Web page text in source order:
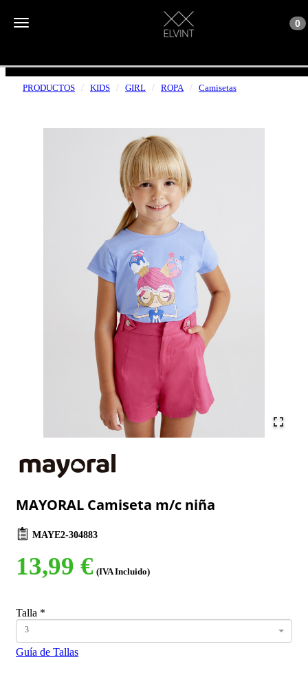
Toggle navigation Toggle
0
ENVÍOS GRATUITOS A PARTIR DE 50€
PRODUCTOS KIDS GIRL ROPA Camisetas
MAYORAL Camiseta m/c niña
MAYE2-304883
13,99 € (IVA Incluido)
Talla *
3
Guía de Tallas